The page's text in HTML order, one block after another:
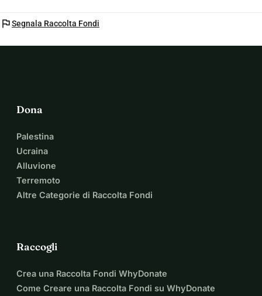
flagSegnala Raccolta Fondi
Dona
Palestina
Ucraina
Alluvione
Terremoto
Altre Categorie di Raccolta Fondi
Raccogli
Crea una Raccolta Fondi WhyDonate
Come Creare una Raccolta Fondi su WhyDonate